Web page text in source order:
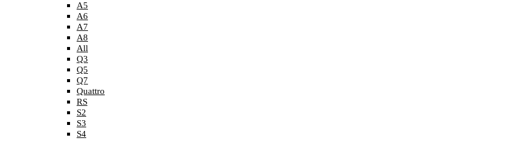
A5
A6
A7
A8
All
Q3
Q5
Q7
Quattro
RS
S2
S3
S4